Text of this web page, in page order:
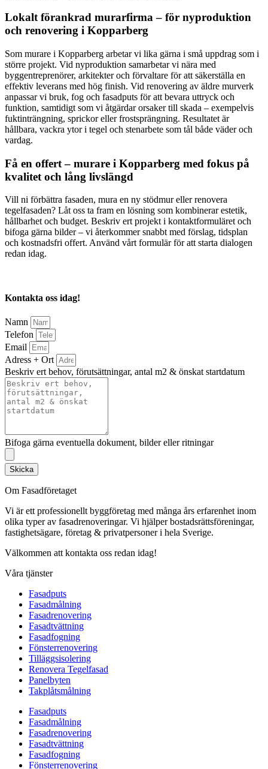
Lokalt förankrad murarfirma – för nyproduktion
och renovering i Kopparberg
Som murare i Kopparberg arbetar vi lika gärna i små uppdrag som i
större projekt. Vid nyproduktion samarbetar vi nära med
byggentreprenörer, arkitekter och förvaltare för att säkerställa en
effektiv leverans med hög finish. Vid renovering av äldre murverk
anpassar vi bruk, fog och fasadputs för att bevara uttryck och
funktion, samtidigt som vi åtgärdar orsaker till skada – exempelvis
fuktinträngning, sprickor eller frostsprängning. Resultatet är
hållbara, vackra ytor i tegel och stenarbete som tål både väder och
vardag.
Få en offert – murare i Kopparberg med fokus på
kvalitet och lång livslängd
Vill ni förbättra fasaden, mura en ny stödmur eller renovera
tegelfasaden? Låt oss ta fram en lösning som kombinerar estetik,
hållbarhet och budget. Beskriv ert projekt i kontaktformuläret och
bifoga gärna bilder – vi återkommer snabbt med förslag, tidsplan
och kostnadsfri offert. Använd vårt formulär för att starta dialogen
redan idag.
Kontakta oss idag!
Namn
Telefon
Email
Adress + Ort
Beskriv ert behov, förutsättningar, antal m2 & önskat startdatum
Bifoga gärna eventuella dokument, bilder eller ritningar
Skicka
Om Fasadföretaget
Vi är ett professionellt byggföretag med många års erfarenhet inom
olika typer av fasadrenoveringar. Vi hjälper bostadsrättsföreningar,
fastighetsägare, företag & privatpersoner i hela Sverige.
Välkommen att kontakta oss redan idag!
Våra tjänster
Fasadputs
Fasadmålning
Fasadrenovering
Fasadtvättning
Fasadfogning
Fönsterrenovering
Tilläggsisolering
Renovera Tegelfasad
Panelbyten
Takplåtsmålning
Fasadputs
Fasadmålning
Fasadrenovering
Fasadtvättning
Fasadfogning
Fönsterrenovering